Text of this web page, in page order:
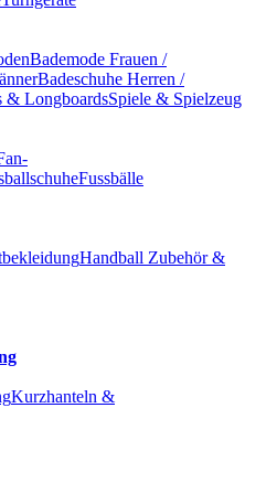
Bademode Frauen /
Badeschuhe Herren /
& LongboardsSpiele & Spielzeug
Fussbälle
Handball Zubehör &
Kurzhanteln &